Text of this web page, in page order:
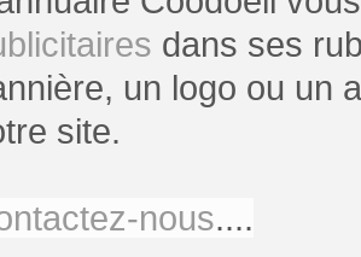
dans ses
un logo ou un
site.
nous....